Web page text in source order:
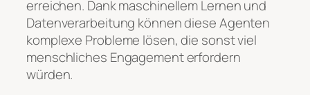
erreichen. Dank maschinellem Lernen und
Datenverarbeitung können diese Agenten
komplexe Probleme lösen, die sonst viel
menschliches Engagement erfordern
würden.